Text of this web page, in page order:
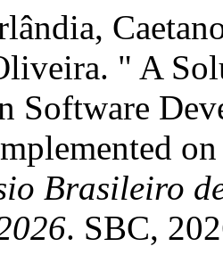
" A
Software
Brasileiro
. SBC,